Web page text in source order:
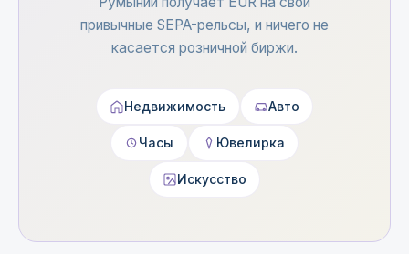
привычные SEPA-рельсы, и ничего не
касается розничной биржи.
Недвижимость Авто
Часы Ювелирка
Искусство